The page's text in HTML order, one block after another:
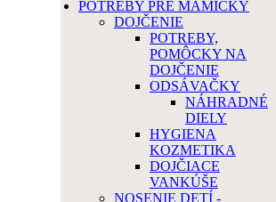
POTREBY PRE MAMIČKY
DOJČENIE
POTREBY,
POMÔCKY NA
DOJČENIE
ODSÁVAČKY
NÁHRADNÉ
DIELY
HYGIENA
KOZMETIKA
DOJČIACE
VANKÚŠE
NOSENIE DETÍ -